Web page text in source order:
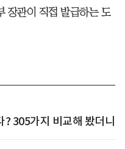
장관이 직접 발급하는 도
305가지 비교해 봤더니